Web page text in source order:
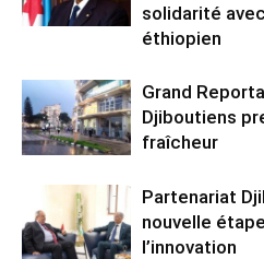
solidarité
éthiopien
Grand
Djiboutiens
fraîcheur
Partenariat
nouvelle
l’innovation